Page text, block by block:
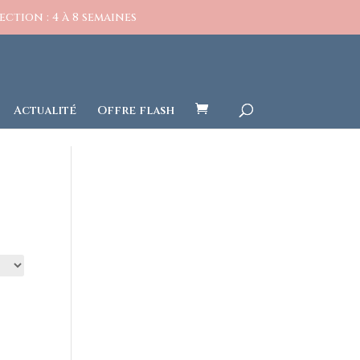
: 4 à 8 semaines
Actualité Offre flash